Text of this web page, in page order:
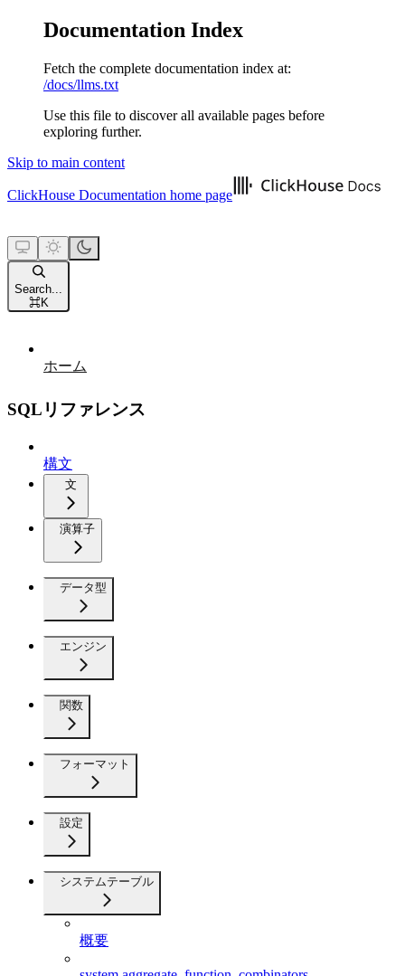
Documentation Index
Fetch the complete documentation index at:
/docs/llms.txt
Use this file to discover all available pages before
exploring further.
Skip to main content
ClickHouse Documentation home page
Search...
⌘K
ホーム
SQLリファレンス
構文
文
演算子
データ型
エンジン
関数
フォーマット
設定
システムテーブル
概要